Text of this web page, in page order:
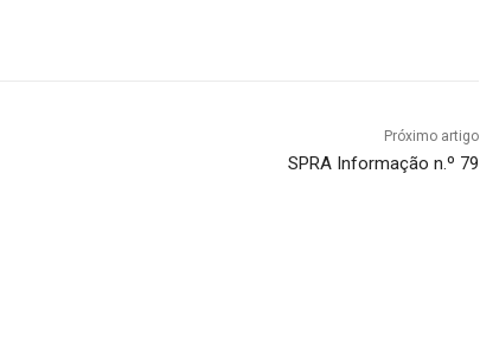
Próximo artigo
SPRA Informação n.º 79